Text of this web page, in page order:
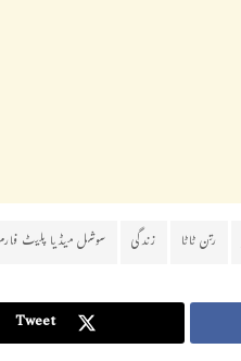
رتن ٹاٹا زندگی سوشل میڈیا پلیٹ
Tweet